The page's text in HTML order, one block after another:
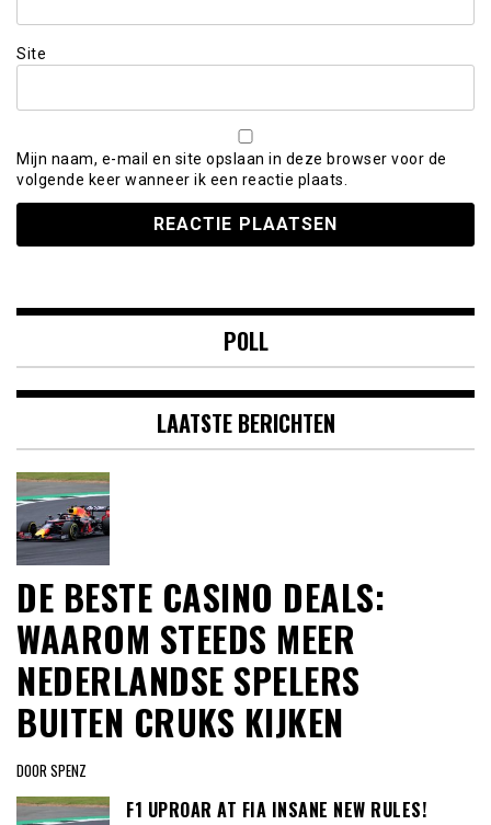
Site
Mijn naam, e-mail en site opslaan in deze browser voor de
volgende keer wanneer ik een reactie plaats.
POLL
LAATSTE BERICHTEN
DE BESTE CASINO DEALS:
WAAROM STEEDS MEER
NEDERLANDSE SPELERS
BUITEN CRUKS KIJKEN
DOOR SPENZ
F1 UPROAR AT FIA INSANE NEW RULES!